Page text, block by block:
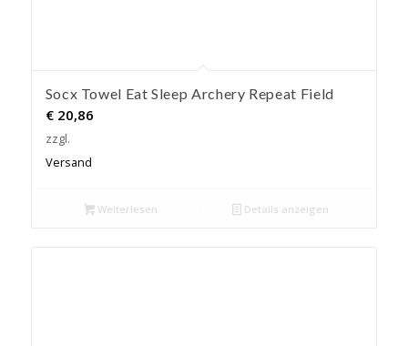
Socx Towel Eat Sleep Archery Repeat Field
€20,86
zzgl.
Versand
Weiterlesen Details anzeigen